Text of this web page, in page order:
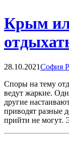
Крым
28.10.2021София
Споры на тему
ведут жаркие.
другие
приводят разные
прийти не